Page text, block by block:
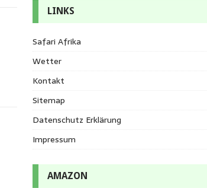
LINKS
Safari Afrika
Wetter
Kontakt
Sitemap
Datenschutz Erklärung
Impressum
AMAZON